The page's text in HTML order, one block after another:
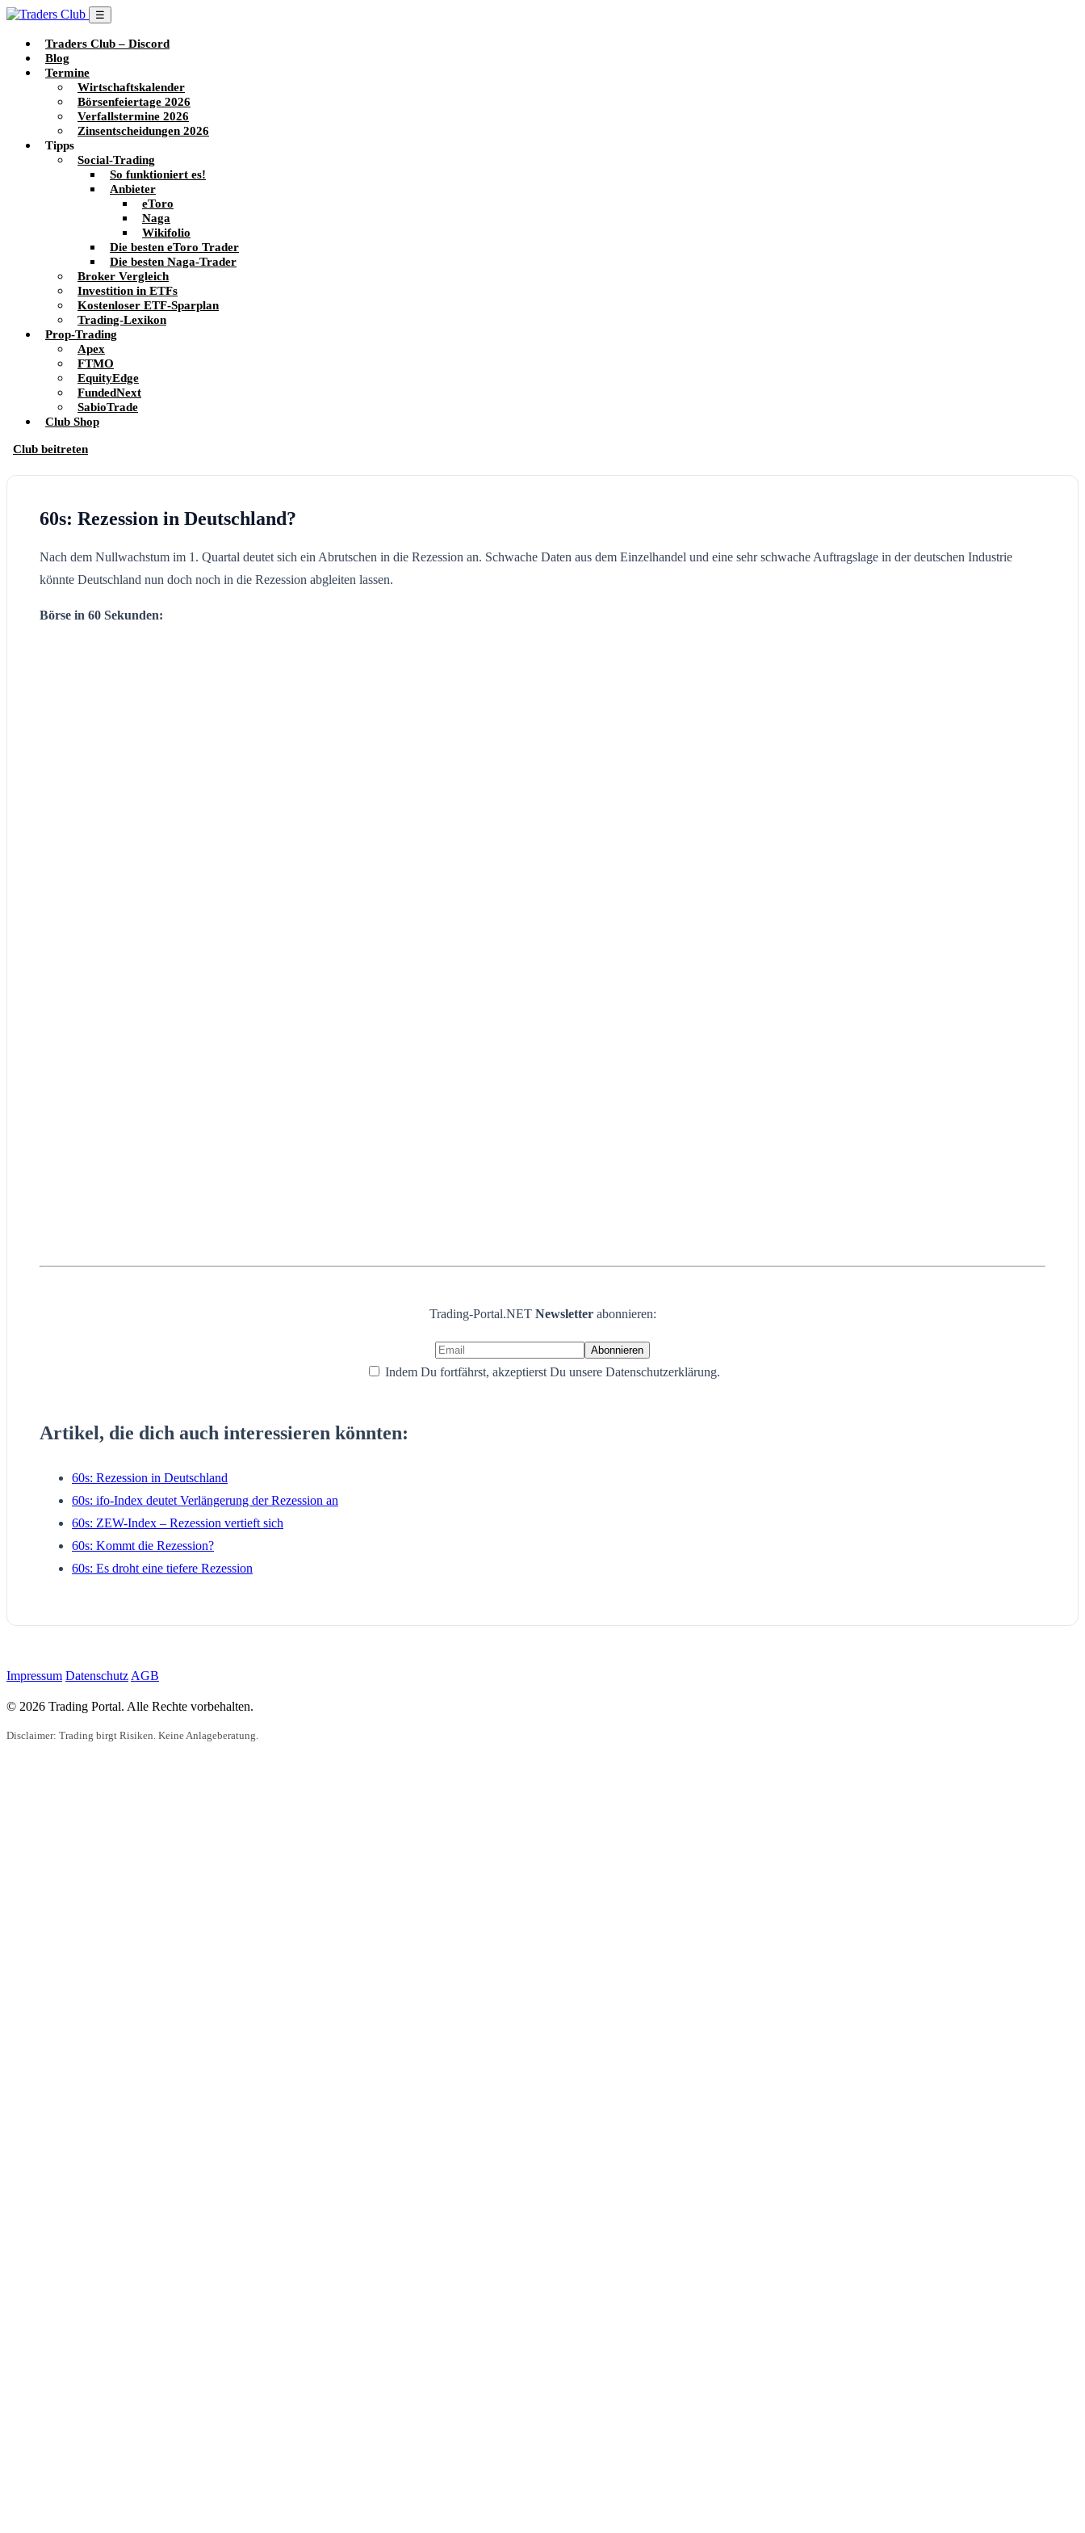
☰
Traders Club – Discord
Blog
Termine
Wirtschaftskalender
Börsenfeiertage 2026
Verfallstermine 2026
Zinsentscheidungen 2026
Tipps
Social-Trading
So funktioniert es!
Anbieter
eToro
Naga
Wikifolio
Die besten eToro Trader
Die besten Naga-Trader
Broker Vergleich
Investition in ETFs
Kostenloser ETF-Sparplan
Trading-Lexikon
Prop-Trading
Apex
FTMO
EquityEdge
FundedNext
SabioTrade
Club Shop
Club beitreten
60s: Rezession in Deutschland?
Nach dem Nullwachstum im 1. Quartal deutet sich ein Abrutschen in die Rezession an. Schwache Daten aus dem Einzelhandel und eine sehr schwache Auftragslage in der deutschen Industrie
könnte Deutschland nun doch noch in die Rezession abgleiten lassen.
Börse in 60 Sekunden:
Trading-Portal.NET Newsletter abonnieren:
Indem Du fortfährst, akzeptierst Du unsere Datenschutzerklärung.
Artikel, die dich auch interessieren könnten:
60s: Rezession in Deutschland
60s: ifo-Index deutet Verlängerung der Rezession an
60s: ZEW-Index – Rezession vertieft sich
60s: Kommt die Rezession?
60s: Es droht eine tiefere Rezession
Impressum Datenschutz AGB
© 2026 Trading Portal. Alle Rechte vorbehalten.
Disclaimer: Trading birgt Risiken. Keine Anlageberatung.